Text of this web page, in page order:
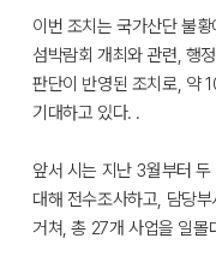
이번 조치는 국가산단 불
섬박람회 개최와 관련, 행
판단이 반영된 조치로, 약
기대하고 있다. .
앞서 시는 지난 3월부터 두
대해 전수조사하고, 담당
거쳐, 총 27개 사업을 일몰